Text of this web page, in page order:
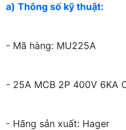
a) Thông số kỹ thuật:
- Mã hàng: MU225A
- 25A MCB 2P 400V 6KA
- Hãng sản xuất: Hager